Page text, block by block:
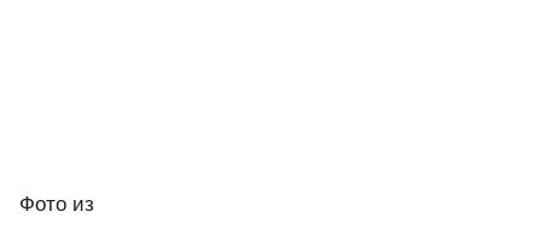
Фото из